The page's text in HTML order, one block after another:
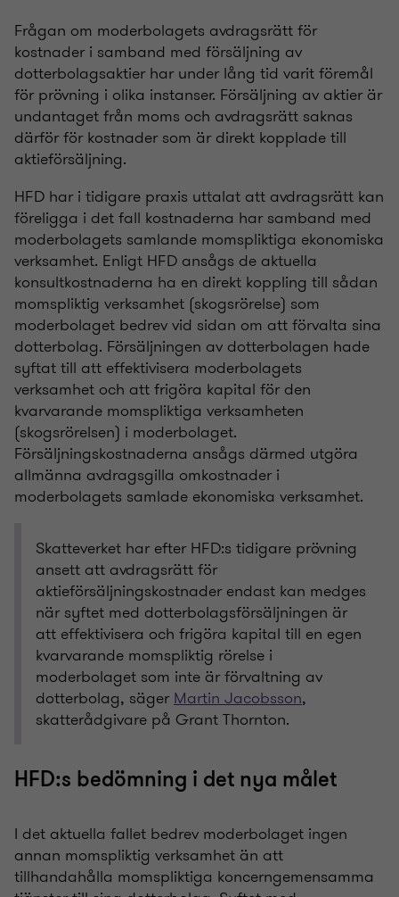
Frågan om moderbolagets avdragsrätt för
kostnader i samband med försäljning av
dotterbolagsaktier har under lång tid varit föremål
för prövning i olika instanser. Försäljning av aktier är
undantaget från moms och avdragsrätt saknas
därför för kostnader som är direkt kopplade till
aktieförsäljning.
HFD har i tidigare praxis uttalat att avdragsrätt kan
föreligga i det fall kostnaderna har samband med
moderbolagets samlande momspliktiga ekonomiska
verksamhet. Enligt HFD ansågs de aktuella
konsultkostnaderna ha en direkt koppling till sådan
momspliktig verksamhet (skogsrörelse) som
moderbolaget bedrev vid sidan om att förvalta sina
dotterbolag. Försäljningen av dotterbolagen hade
syftat till att effektivisera moderbolagets
verksamhet och att frigöra kapital för den
kvarvarande momspliktiga verksamheten
(skogsrörelsen) i moderbolaget.
Försäljningskostnaderna ansågs därmed utgöra
allmänna avdragsgilla omkostnader i
moderbolagets samlade ekonomiska verksamhet.
Skatteverket har efter HFD:s tidigare prövning
ansett att avdragsrätt för
aktieförsäljningskostnader endast kan medges
när syftet med dotterbolagsförsäljningen är
att effektivisera och frigöra kapital till en egen
kvarvarande momspliktig rörelse i
moderbolaget som inte är förvaltning av
dotterbolag, sägerMartin Jacobsson,
skatterådgivare på Grant Thornton.
HFD:s bedömning i det nya målet
I det aktuella fallet bedrev moderbolaget ingen
annan momspliktig verksamhet än att
tillhandahålla momspliktiga koncerngemensamma